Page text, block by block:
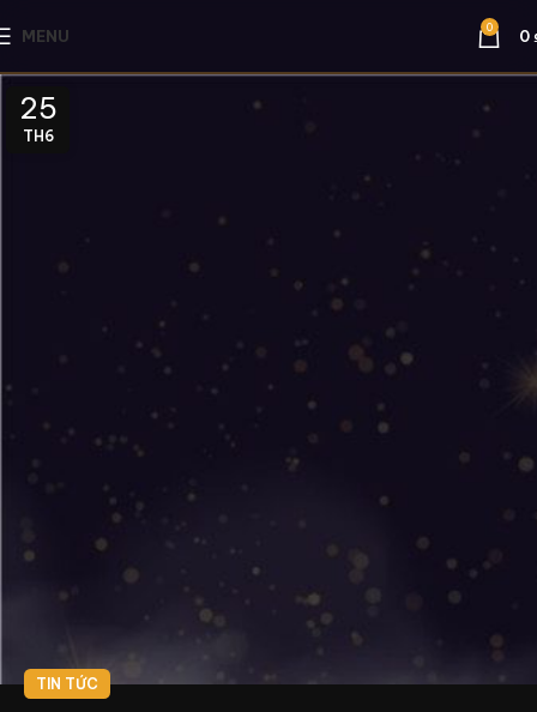
MENU 0 0
25
TH6
TIN TỨC